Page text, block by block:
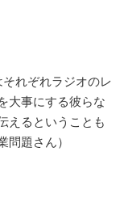
れぞれラジオのレ
大事にする彼らな
えるということも
問題さん）